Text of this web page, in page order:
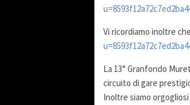
Vi ricordiamo inoltre
La 13° Granfondo
circuito di gare
Inoltre siamo orgogliosi